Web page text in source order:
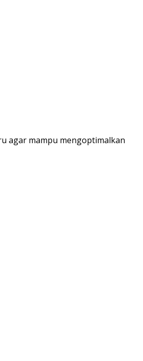
agar mampu mengoptimalkan